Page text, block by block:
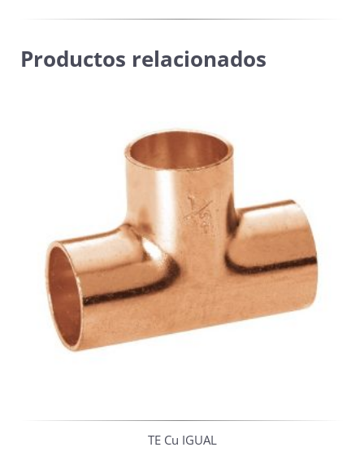
Productos relacionados
TE Cu IGUAL